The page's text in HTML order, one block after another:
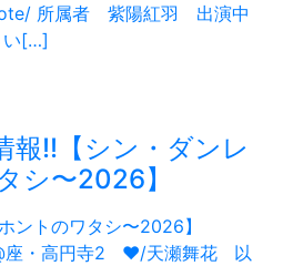
所属者 紫陽紅羽 出演中
い[…]
報!!【シン・ダンレ
シ〜2026】
ントのワタシ〜2026】
座・高円寺2 ❤︎/天瀬舞花 以